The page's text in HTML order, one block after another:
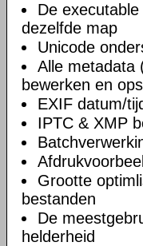
De
dezelfde map
Unicode
Alle metadata
bewerken en
EXIF datum/
IPTC & XMP
Grootte
bestanden
De
helderheid